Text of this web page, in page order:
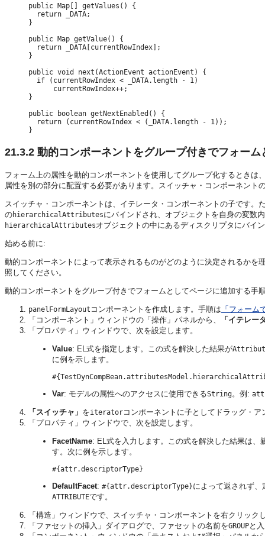
public Map[] getValues() {
  return _DATA;
}
public Map getValue() {
  return _DATA[currentRowIndex];
}
public void next(ActionEvent actionEvent) {
  if (currentRowIndex < _DATA.length - 1)
      currentRowIndex++;
}
public boolean getNextEnabled() {
  return (currentRowIndex < (_DATA.length - 1));
21.3.2 動的コンポーネントをグループ付きでフォー
フォーム上の属性を動的コンポーネントを使用してグループ化するとき
属性を別の部分に配置する必要があります。スイッチャ・コンポーネント
スイッチャ・コンポーネントは、イテレータ・コンポーネントの子です。
のhierarchicalAttributesにバインドされ、オブジェクトを自身の変数
hierarchicalAttributesオブジェクトの中にあるディスクリプタにバイ
始める前に:
動的コンポーネントによって表示されるものがどのように決定されるかを
照してください。
動的コンポーネントをグループ付きでフォームとしてページに追加する手
panelFormLayout コンポーネントを作成します。手順は 「フォーム
「コンポーネント」ウィンドウの「操作」パネルから、
「イテレー
「プロパティ」ウィンドウで、次を設定します。
Value: EL式を指定します。この式を解決した結果が
に例を示します。
Var: モデルの属性へのアクセスに使用できるString。例:
「スイッチャ」 をiteratorコンポーネントに子としてドラッグ・
「プロパティ」ウィンドウで、次を設定します。
FacetName: EL式を入力します。この式を解決した結果は
す。次に例を示します。
DefaultFacet: #{attr.descriptorType}によって返されず
ATTRIBUTEです。
「構造」ウィンドウで、スイッチャ・コンポーネントを右クリック
「ファセットの挿入」ダイアログで、ファセットの名前をGROUPと